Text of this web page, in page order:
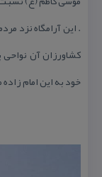
. این آرامگاه نزد
كشاورزان آن
خود به این امام